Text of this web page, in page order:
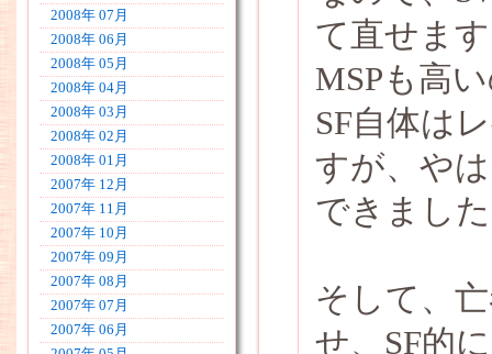
2008年 07月
2008年 06月
2008年 05月
2008年 04月
2008年 03月
2008年 02月
2008年 01月
2007年 12月
2007年 11月
2007年 10月
2007年 09月
2007年 08月
2007年 07月
2007年 06月
て直せます
MSPも高
SF自体は
すが、や
できました
そして、
せ、SF的